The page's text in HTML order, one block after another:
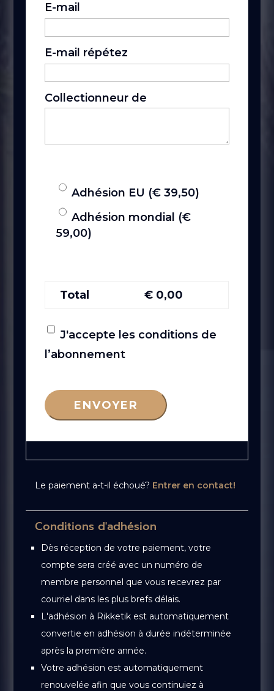
E-mail
E-mail répétez
Collectionneur de
Adhésion EU (€ 39,50)
Adhésion mondial (€
59,00)
Total € 0,00
J'accepte les conditions de
l’abonnement
ENVOYER
Le paiement a-t-il échoué? Entrer en contact!
Conditions d'adhésion
Dès réception de votre paiement, votre
compte sera créé avec un numéro de
membre personnel que vous recevrez par
courriel dans les plus brefs délais.
L'adhésion à Rikketik est automatiquement
convertie en adhésion à durée indéterminée
après la première année.
Votre adhésion est automatiquement
renouvelée afin que vous continuiez à